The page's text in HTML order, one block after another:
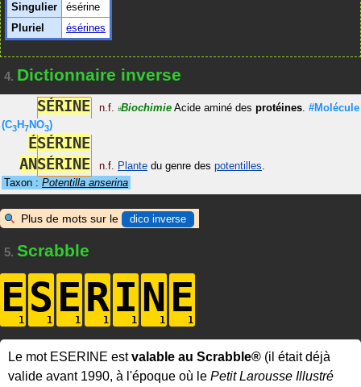
Singulier
ésérine
Pluriel
ésérines
4. Dictionnaire inverse
SÉRINE n.f. #Biochimie Acide aminé des protéines. #Molécule
(C3H7NO3)
ÉSÉRINE
ANSÉRINE n.f. Plante du genre des potentilles
Taxon : Potentilla anserina
Plus de mots sur le dico inverse
5. Scrabble
ES ERINE
Le mot ESERINE estvalable au Scrabble® (il était déjà
valide avant 1990, à l'époque où le Petit Larousse Illustré